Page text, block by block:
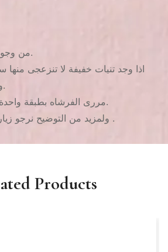
1. من وجود مياه تحت الصورة.
وضعك الطلاء الشفاف.
3. مررى الفرشاه بطبقة واحدة فقط من الشفاف.
ولمزيد من التوضيح نرجو زيارة قناتنا على اليوتيوب .
Products